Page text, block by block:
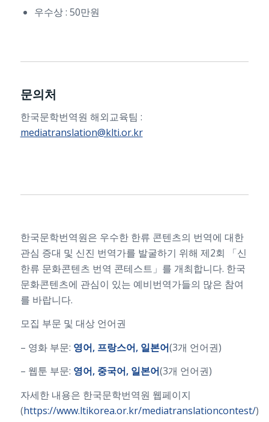
우수상 : 50만원
문의처
한국문학번역원 해외교육팀 :
mediatranslation@klti.or.kr
한국문학번역원은 우수한 한류 콘텐츠의 번역에 대한
관심 증대 및 신진 번역가를 발굴하기 위해 제2회 「신
한류 문화콘텐츠 번역 콘테스트」를 개최합니다. 한국
문화콘텐츠에 관심이 있는 예비번역가들의 많은 참여
를 바랍니다.
모집 부문 및 대상 언어권
– 영화 부문: 영어, 프랑스어, 일본어(3개 언어권)
– 웹툰 부문: 영어, 중국어, 일본어(3개 언어권)
자세한 내용은 한국문학번역원 웹페이지
(https://www.ltikorea.or.kr/mediatranslationcontest/)